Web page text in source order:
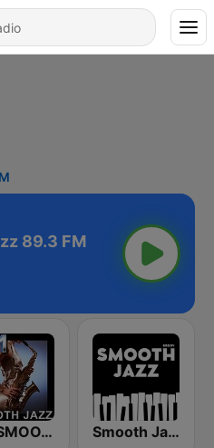
89.3 FM
101 SMOOTH JAZZ Smooth Jazz - Groov